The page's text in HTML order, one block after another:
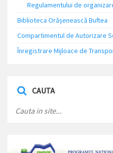
Regulamentului de
Biblioteca Orășenească Buftea
Compartimentul de Autorizare
Înregistrare Mijloace de
CAUTA